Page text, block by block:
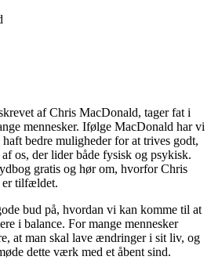
af Chris MacDonald, tager fat i
mennesker. Ifølge MacDonald har vi
bedre muligheder for at trives godt,
os, der lider både fysisk og psykisk.
gratis og hør om, hvorfor Chris
er tilfældet.
bud på, hvordan vi kan komme til at
i balance. For mange mennesker
at man skal lave ændringer i sit liv, og
dette værk med et åbent sind.